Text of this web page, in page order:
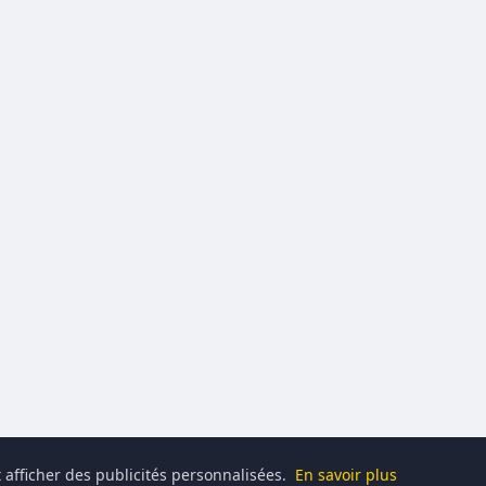
des publicités personnalisées. En savoir plus